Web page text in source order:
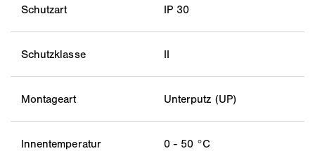
Schutzart IP 30
Schutzklasse II
Montageart Unterputz (UP)
Innentemperatur 0 - 50 °C